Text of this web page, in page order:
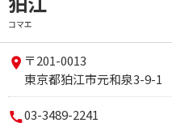
コマエ
〒201-0013
東京都狛江市元和泉3-9-1
03-3489-2241